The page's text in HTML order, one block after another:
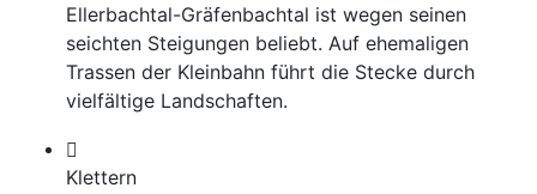
Ellerbachtal-Gräfenbachtal ist wegen seinen
seichten Steigungen beliebt. Auf ehemaligen
Trassen der Kleinbahn führt die Stecke durch
vielfältige Landschaften.
Klettern